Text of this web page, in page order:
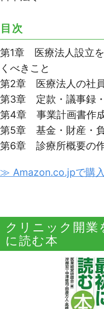
目次
第1章 医療法人設立
くべきこと
第2章 医療法人の社
第3章 定款・議事録
第4章 事業計画書作
第5章 基金・財産・
第6章 診療所概要の
≫ Amazon.co.jpで購入
クリニック開業
に読む本